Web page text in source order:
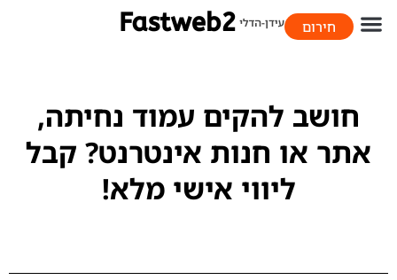
חירום
חושב להקים עמוד נחיתה,
אתר או חנות אינטרנט? קבל
ליווי אישי מלא!